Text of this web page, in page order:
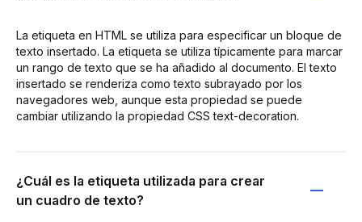
La etiqueta en HTML se utiliza para especificar un bloque de
texto insertado. La etiqueta se utiliza típicamente para marcar
un rango de texto que se ha añadido al documento. El texto
insertado se renderiza como texto subrayado por los
navegadores web, aunque esta propiedad se puede
cambiar utilizando la propiedad CSS text-decoration.
¿Cuál es la etiqueta utilizada para crear
un cuadro de texto?